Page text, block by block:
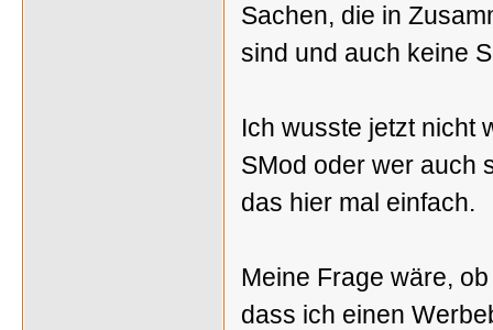
Sachen, die in
sind und auch keine
Ich wusste jetzt nicht
SMod oder wer auch
das hier mal einfach.
Meine Frage wäre,
dass ich einen